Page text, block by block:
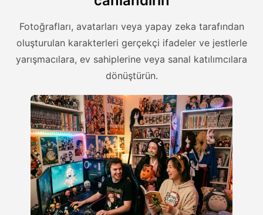
Fotoğrafları, avatarları veya yapay zeka tarafından
oluşturulan karakterleri gerçekçi ifadeler ve jestlerle
yarışmacılara, ev sahiplerine veya sanal katılımcılara
dönüştürün.